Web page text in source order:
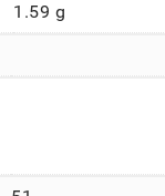
1.59 g